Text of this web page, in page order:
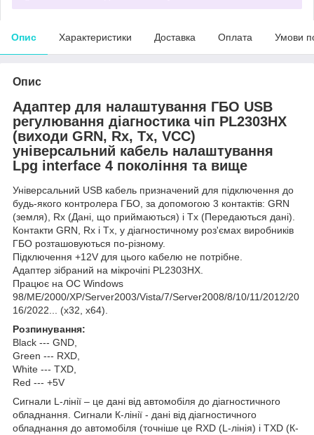
Опис Характеристики Доставка Оплата Умови
Опис
Адаптер для налаштування ГБО USB
регулювання діагностика чіп PL2303HX
(виходи GRN, Rx, Tx, VCC)
універсальний кабель налаштування
Lpg interface 4 покоління та вище
Універсальний USB кабель призначений для підключення до
будь-якого контролера ГБО, за допомогою 3 контактів: GRN
(земля), Rx (Дані, що приймаються) і Tx (Передаються дані).
Контакти GRN, Rx і Tx, у діагностичному роз'ємах виробників
ГБО розташовуються по-різному.
Підключення +12V для цього кабелю не потрібне.
Адаптер зібраний на мікрочіпі PL2303HX.
Працює на ОС Windows
98/ME/2000/XP/Server2003/Vista/7/Server2008/8/10/11/2012/20
16/2022... (х32, х64).
Розпинування:
Black --- GND,
Green --- RXD,
White --- TXD,
Red --- +5V
Сигнали L-лінії – це дані від автомобіля до діагностичного
обладнання. Сигнали К-лінії - дані від діагностичного
обладнання до автомобіля (точніше це RXD (L-лінія) і TXD (К-